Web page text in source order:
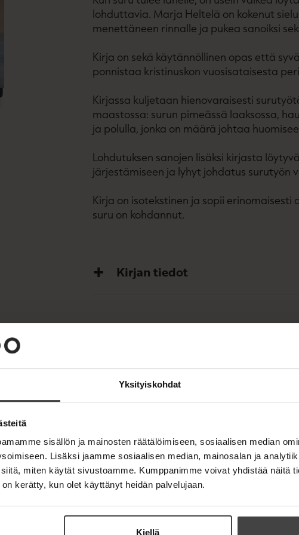
Yksityiskohdat
sisällön ja mainosten räätälöimiseen, sosiaalisen median
Lisäksi jaamme sosiaalisen median, mainosalan ja
miten käytät sivustoamme. Kumppanimme voivat yhdistää näitä
kerätty, kun olet käyttänyt heidän palvelujaan.
Kiellä
lohduttavia. Marja Heltelä on kokenut
menettäneen rinnalle ja pukea sanoiksi
Kirja on sekä käytännöllinen opas että
ponnistaa kristinuskon vuosisataisesta
Kirjassa kuljetaan hienovaraisesti
maastossa: surun pimeässä laaksossa,
ja polulla, jonka on määrä johtaa
Lohdutuksen sanojen lisäksi kirjasta
järjestämiseen ja lyhyt johdatus surutyön
Kirja on isotekstinen ja sopii
suru on kohdannut.
Kirjan tiedot
OSTA TEOS
s
t
i
r
.
f
i